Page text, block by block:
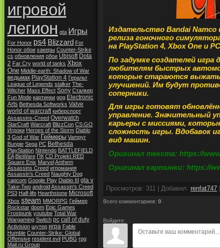
игровой
легион gta Игры
For Honor ps4 Blizzard For
Honor обои хакеры Counter-Strike
cs обновления обои Ubisoft Dota
2 Far Cry world of tanks Xbox
One Middle-earth: Shadow of War
ведьмак PlayStation 4 Геральт
League of Legends stalker The-
Witcher Mass Effect Sony Сталкер
Fun Mode картинки gog Electronic
Arts Bethesda Softworks Valve
world of warcraft киберспорт
Assassins-Creed Overwatch
StarCraft Warcraft BlizzCon CS:GO
Игроки Heroes of the Storm Diablo
3 God of War Геймеры Vampyr
Bungie Sega РС Bethesda
PlayStation Nintendo BATTLEFIELD
EA BioWare ПК CD Projekt RED
Square Enix MarvelAnthem
Assassins Creed игромания
Assassin’s Creed Naughty Dog
capcom Google Play Diablo III gta v
Take-Two androidAssassin's Creed
PS3 Half-life Hearthstone Microsoft
Xbox steam MMORPG Геймер
Rockstar doom Epic Games
Frostpunk youtube Total War
Wargaming Switch pc call of duty
Activision шутер игра Fable
Humble Counter-Strike: Global
Offensive resident evil PUBG rpg
Mail.ru Group
Издательство Bandai
релиза гоночного
на PlayStation 4, Xbox One и
По задумке создателей игра
любителям быстрых
которые стараются выжать
улучшений. Им будут
соперники.
Для игры готовят
управление. Значительный
карьеры с миссиями,
сложность игры. Вдобавок
вид машин.
Оригинал текста: https://
Оригинал картинки: https://
Просмотров: 311 | Добавил: renfat747
Всего комментариев: 0
Войдите: